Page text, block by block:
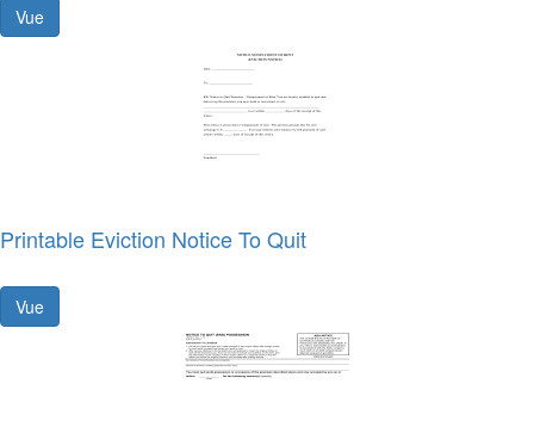
Vue
Printable Eviction Notice To Quit
Vue